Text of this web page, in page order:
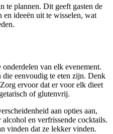
te plannen. Dit geeft gasten de
en ideeën uit te wisselen, wat
van elk evenement.
eenvoudig te eten zijn. Denk
ervoor dat er voor elk dieet
of glutenvrij.
aan opties aan,
alcohol en verfrissende cocktails.
vinden dat ze lekker vinden.